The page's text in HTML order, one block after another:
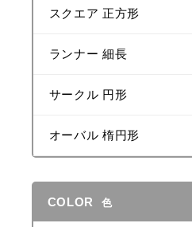
スクエア 正方形
ランナー 細長
サークル 円形
オーバル 楕円形
COLOR 色